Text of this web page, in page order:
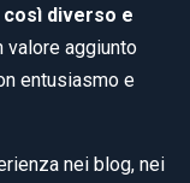
diverso e
valore aggiunto
entusiasmo e
nei blog, nei